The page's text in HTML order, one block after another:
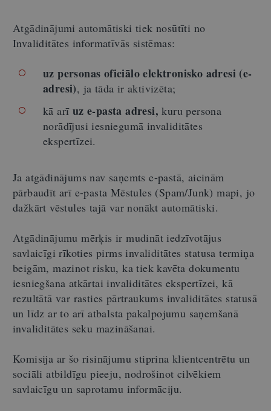
Atgādinājumi automātiski tiek nosūtīti no
Invaliditātes informatīvās sistēmas:
uz personas oficiālo elektronisko adresi (e-
adresi), ja tāda ir aktivizēta;
kā arī uz e-pasta adresi,kuru persona
norādījusi iesniegumā invaliditātes
ekspertīzei.
Ja atgādinājums nav saņemts e-pastā, aicinām
pārbaudīt arī e-pasta Mēstules (Spam/Junk) mapi, jo
dažkārt vēstules tajā var nonākt automātiski.
Atgādinājumu mērķis ir mudināt iedzīvotājus
savlaicīgi rīkoties pirms invaliditātes statusa termiņa
beigām, mazinot risku, ka tiek kavēta dokumentu
iesniegšana atkārtai invaliditātes ekspertīzei, kā
rezultātā var rasties pārtraukums invaliditātes statusā
un līdz ar to arī atbalsta pakalpojumu saņemšanā
invaliditātes seku mazināšanai.
Komisija ar šo risinājumu stiprina klientcentrētu un
sociāli atbildīgu pieeju, nodrošinot cilvēkiem
savlaicīgu un saprotamu informāciju.